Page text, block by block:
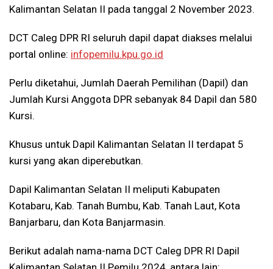
Kalimantan Selatan II pada tanggal 2 November 2023.
DCT Caleg DPR RI seluruh dapil dapat diakses melalui
portal online: infopemilu.kpu.go.id
Perlu diketahui, Jumlah Daerah Pemilihan (Dapil) dan
Jumlah Kursi Anggota DPR sebanyak 84 Dapil dan 580
Kursi.
Khusus untuk Dapil Kalimantan Selatan II terdapat 5
kursi yang akan diperebutkan.
Dapil Kalimantan Selatan II meliputi Kabupaten
Kotabaru, Kab. Tanah Bumbu, Kab. Tanah Laut, Kota
Banjarbaru, dan Kota Banjarmasin.
Berikut adalah nama-nama DCT Caleg DPR RI Dapil